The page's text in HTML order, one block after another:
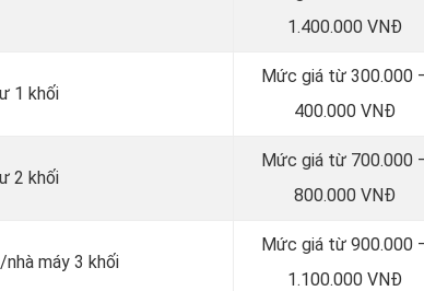
1.400.000 VNĐ
1 khối
Mức giá từ 300.000
400.000 VNĐ
2 khối
Mức giá từ 700.000
800.000 VNĐ
máy 3 khối
Mức giá từ 900.000
1.100.000 VNĐ